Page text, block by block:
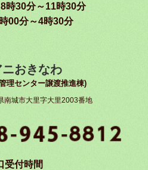
時30分～11時30分
00分～4時30分
おきなわ
理センター譲渡推進棟)
城市大里字大里2003番地
受付時間